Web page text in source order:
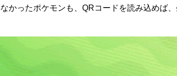
かったポケモンも、QRコードを読み込めば